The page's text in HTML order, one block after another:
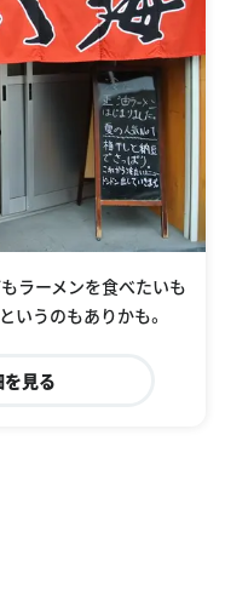
ラーメンを食べたいも
いうのもありかも。
見る